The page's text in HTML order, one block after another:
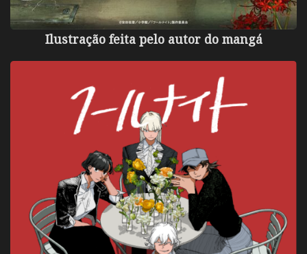
Ilustração feita pelo autor do mangá